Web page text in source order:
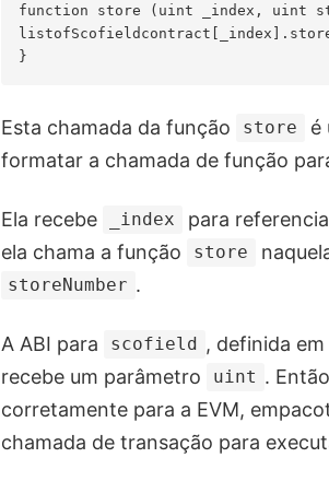
function store (uint _index, uint
Esta chamada da função store
é
formatar a chamada de função
Ela recebe _index para
ela chama a função
store
storeNumber .
A ABI para scofield , definida
recebe um parâmetro uint .
corretamente para a EVM,
chamada de transação para